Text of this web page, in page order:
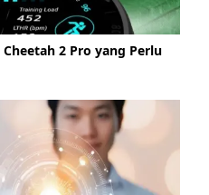
2 Pro yang Perlu